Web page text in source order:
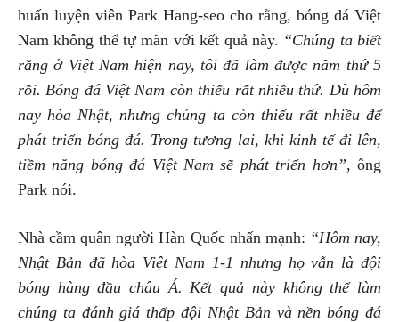
huấn luyện viên Park Hang-seo cho rằng, bóng đá Việt
Nam không thể tự mãn với kết quả này. “Chúng ta biết
rằng ở Việt Nam hiện nay, tôi đã làm được năm thứ 5
rồi. Bóng đá Việt Nam còn thiếu rất nhiều thứ. Dù hôm
nay hòa Nhật, nhưng chúng ta còn thiếu rất nhiều để
phát triển bóng đá. Trong tương lai, khi kinh tế đi lên,
tiềm năng bóng đá Việt Nam sẽ phát triển hơn”, ông
Park nói.
Nhà cầm quân người Hàn Quốc nhấn mạnh: “Hôm nay,
Nhật Bản đã hòa Việt Nam 1-1 nhưng họ vẫn là đội
bóng hàng đầu châu Á. Kết quả này không thể làm
chúng ta đánh giá thấp đội Nhật Bản và nền bóng đá